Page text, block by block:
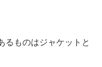
るものはジャケットと